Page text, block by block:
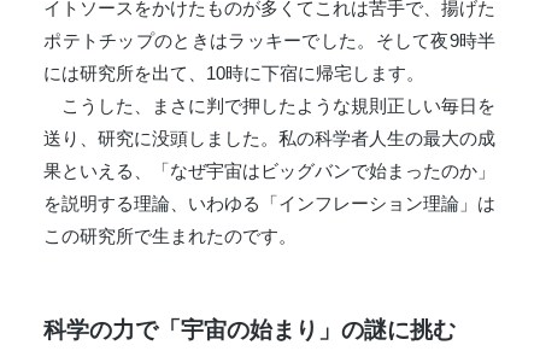
イトソースをかけたものが多くてこれは苦手で、揚げた
ポテトチップのときはラッキーでした。そして夜9時半
には研究所を出て、10時に下宿に帰宅します。
こうした、まさに判で押したような規則正しい毎日を
送り、研究に没頭しました。私の科学者人生の最大の成
果といえる、「なぜ宇宙はビッグバンで始まったのか」
を説明する理論、いわゆる「インフレーション理論」は
この研究所で生まれたのです。
科学の力で「宇宙の始まり」の謎に挑む